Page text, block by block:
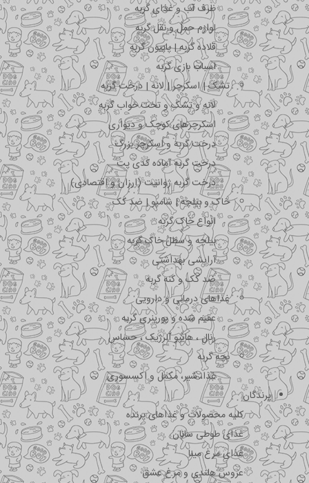
ظرف آب و غذای گربه
لوازم حمل و نقل گربه
قلاده گربه | پاپیون گربه
اسباب بازی گربه
تشک | اسکرچر | لانه | درخت گربه
لانه و تشک و تخت خواب گربه
اسکرچرهای کوچک و دیواری
درخت گربه و اسکرچر بزرگ
درخت گربه آماده کدی پت
درخت گربه ژوانیت (ارزان و اقتصادی)
خاک و بیلچه | شامپو | ضد کک
انواع خاک گربه
بیلچه و سطل خاک گربه
آرایشی بهداشتی
ضد کک و کنه گربه
غذاهای درمانی و دارویی
عقیم شده و یورینری گربه
رنال ، هایپو آلرژیک ، حساس
بچه گربه
غذا، شیر، مکمل و اکسسوری
پرندگان
کلیه محصولات و غذاهای پرنده
غذای طوطی سانان
غذای مرغ مینا
عروس هلندی و مرغ عشق